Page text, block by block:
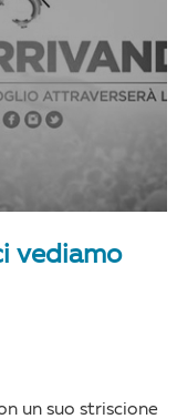
vediamo
un suo striscione